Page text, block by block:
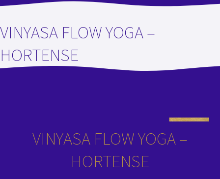
VINYASA FLOW YOGA –
HORTENSE
VINYASA FLOW YOGA –
HORTENSE